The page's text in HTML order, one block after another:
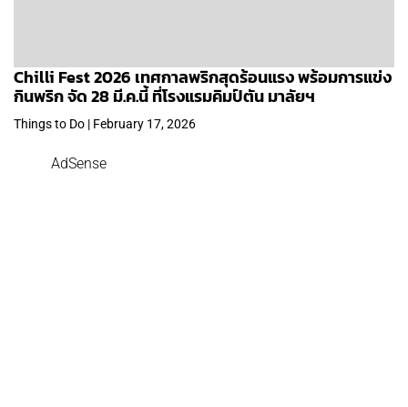
Chilli Fest 2026 เทศกาลพริกสุดร้อนแรง พร้อมการแข่ง
กินพริก จัด 28 มี.ค.นี้ ที่โรงแรมคิมป์ตัน มาลัยฯ
Things to Do | February 17, 2026
AdSense